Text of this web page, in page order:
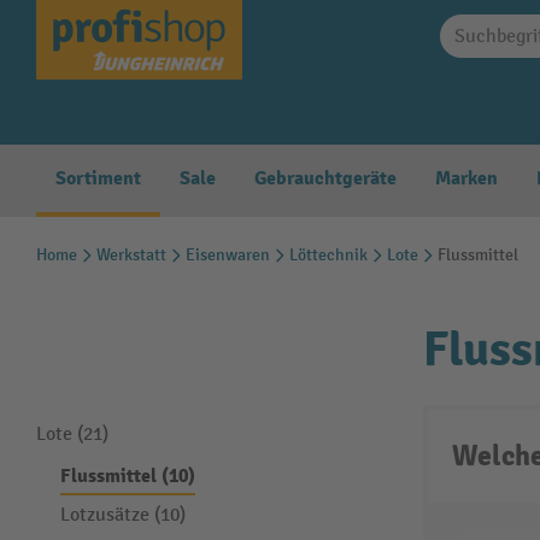
Zur Hauptnavigation springen
Sortiment Sale Gebrauchtgeräte Marken
Home Werkstatt Eisenwaren Löttechnik Lote Flussmittel
Lote (21)
Flussmittel (10)
Lotzusätze (10)